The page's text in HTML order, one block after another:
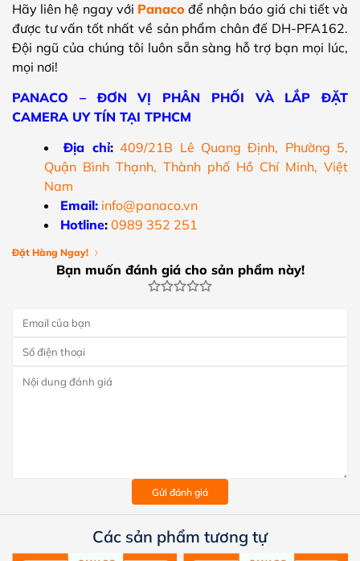
Hãy liên hệ ngay với Panaco để nhận báo giá chi tiết và
được tư vấn tốt nhất về sản phẩm chân đế DH-PFA162.
Đội ngũ của chúng tôi luôn sẵn sàng hỗ trợ bạn mọi lúc,
mọi nơi!
PANACO – ĐƠN VỊ PHÂN PHỐI VÀ LẮP ĐẶT
CAMERA UY TÍN TẠI TPHCM
Địa chỉ: 409/21B Lê Quang Định, Phường 5,
Quận Bình Thạnh, Thành phố Hồ Chí Minh, Việt
Nam
Email: info@panaco.vn
Hotline: 0989 352 251
Đặt Hàng Ngay!
Bạn muốn đánh giá cho sản phẩm này!
Gửi đánh giá
Các sản phẩm tương tự